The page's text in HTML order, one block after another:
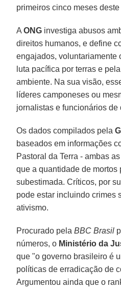
primeiros cinco meses
AONG investiga abusos
direitos humanos, e define
engajados, voluntariamente
luta pacífica por terras e
ambiente. Na sua visão,
líderes camponeses ou
jornalistas e funcionários de
Os dados compilados pela
baseados em informações
Pastoral da Terra - ambas
que a quantidade de mortos
subestimada. Críticos, por
pode estar incluindo crimes
ativismo.
Procurado pelaBBC Brasil
números, o Ministério da
que "o governo brasileiro é
políticas de erradicação de
Argumentou ainda que o